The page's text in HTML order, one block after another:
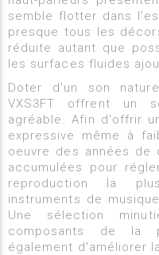
semble flotter dans
presque tous les
réduite autant que
les surfaces fluides
Doter d'un son
VXS3FT offrent un
agréable. Afin d'offrir
expressive même à
oeuvre des années de
accumulées pour
reproduction la
instruments de
Une sélection
composants de la
également d'améliorer